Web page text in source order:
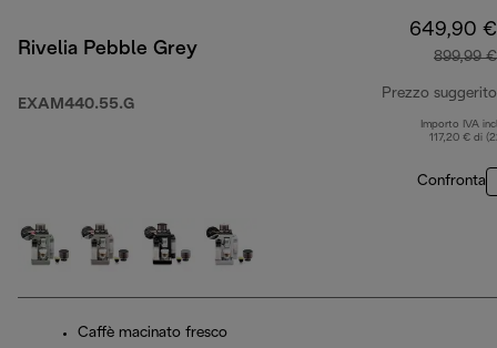
Rivelia Pebble Grey
EXAM440.55.G
649,90 €
899,99 €
Prezzo suggerito
Importo IVA
117,20 € di
Confronta
Caffè macinato fresco